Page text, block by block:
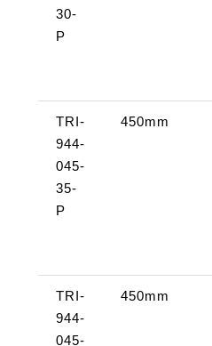
30-
P
TRI-
944-
045-
35-
P
450mm
TRI-
944-
045-
450mm